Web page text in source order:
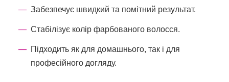
Забезпечує швидкий та помітний результат.
Стабілізує колір фарбованого волосся.
Підходить як для домашнього, так і для
професійного догляду.